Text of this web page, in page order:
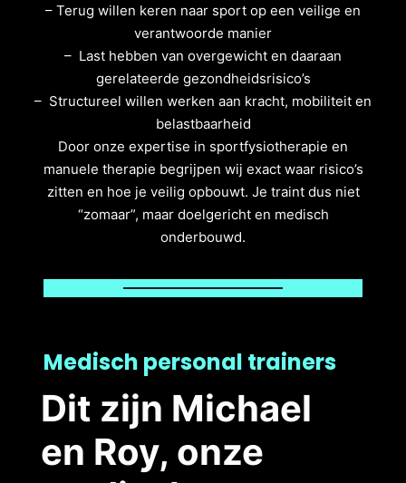
– Terug willen keren naar sport op een veilige en
verantwoorde manier
– Last hebben van overgewicht en daaraan
gerelateerde gezondheidsrisico’s
– Structureel willen werken aan kracht, mobiliteit en
belastbaarheid
Door onze expertise in sportfysiotherapie en
manuele therapie begrijpen wij exact waar risico’s
zitten en hoe je veilig opbouwt. Je traint dus niet
“zomaar”, maar doelgericht en medisch
onderbouwd.
Medisch personal trainers
Dit zijn Michael
en Roy, onze